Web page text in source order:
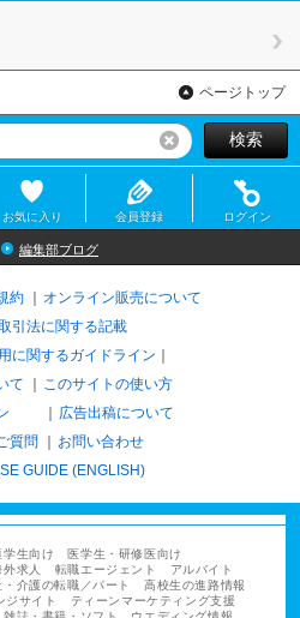
ページトップ
リセット検索
お気に入り 会員登録 ログイン
編集部ブログ
約
オンライン販売について
引法に関する記載
に関するガイドライン
て
このサイトの使い方
広告出稿について
質問
お問い合わせ
GUIDE (ENGLISH)
学生向け
医学生・研修医向け
外求人 転職エージェント
アルバイト
・介護の転職／パート
高校生の進路情報
ジサイト
ティーンマーケティング支援